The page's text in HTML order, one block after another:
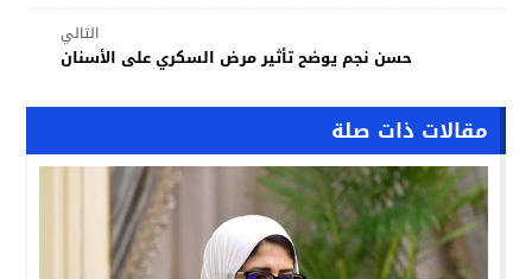
التالي
حسن نجم يوضح تأثير مرض السكري على الأسنان
مقالات ذات صلة